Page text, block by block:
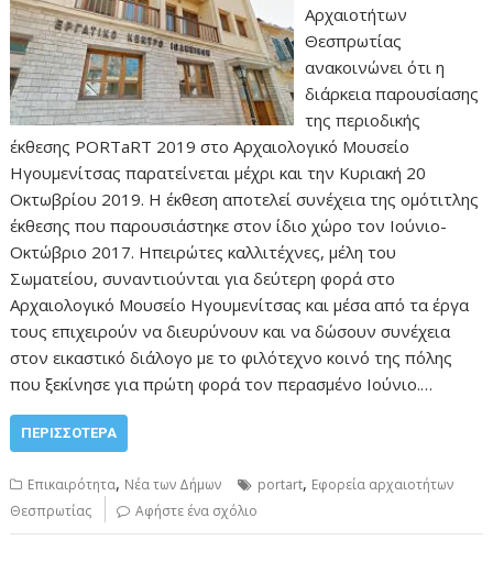
Αρχαιοτήτων
Θεσπρωτίας
ανακοινώνει ότι η
διάρκεια παρουσίασης
της περιοδικής
έκθεσης PORTaRT 2019 στο Αρχαιολογικό Μουσείο
Ηγουμενίτσας παρατείνεται μέχρι και την Κυριακή 20
Οκτωβρίου 2019. Η έκθεση αποτελεί συνέχεια της ομότιτλης
έκθεσης που παρουσιάστηκε στον ίδιο χώρο τον Ιούνιο-
Οκτώβριο 2017. Ηπειρώτες καλλιτέχνες, μέλη του
Σωματείου, συναντιούνται για δεύτερη φορά στο
Αρχαιολογικό Μουσείο Ηγουμενίτσας και μέσα από τα έργα
τους επιχειρούν να διευρύνουν και να δώσουν συνέχεια
στον εικαστικό διάλογο με το φιλότεχνο κοινό της πόλης
που ξεκίνησε για πρώτη φορά τον περασμένο Ιούνιο.…
ΠΕΡΙΣΣΌΤΕΡΑ
Επικαιρότητα, Νέα των Δήμων portart, Εφορεία αρχαιοτήτων
Θεσπρωτίας
Αφήστε ένα σχόλιο